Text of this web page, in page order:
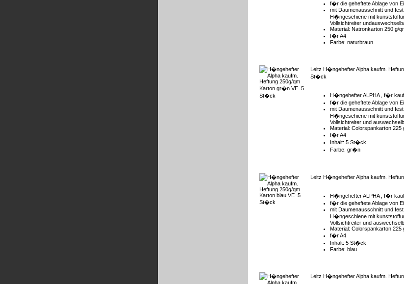
f�r die geheftete Ablage von
mit Daumenausschnitt und
H�ngeschiene mit
Vollsichtreiter
Material: Natronkarton 250 g/
f�r A4
Farbe: naturbraun
Leitz H�ngehefter Alpha kaufm.
St�ck
H�ngehefter ALPHA , f�r
f�r die geheftete Ablage von
mit Daumenausschnitt und
H�ngeschiene mit
Vollsichtreiter und
Material: Colorspankarton 225
f�r A4
Inhalt: 5 St�ck
Farbe: gr�n
Leitz H�ngehefter Alpha kaufm.
H�ngehefter ALPHA , f�r
f�r die geheftete Ablage von
mit Daumenausschnitt und
H�ngeschiene mit
Vollsichtreiter und
Material: Colorspankarton 225
f�r A4
Inhalt: 5 St�ck
Farbe: blau
Leitz H�ngehefter Alpha kaufm.